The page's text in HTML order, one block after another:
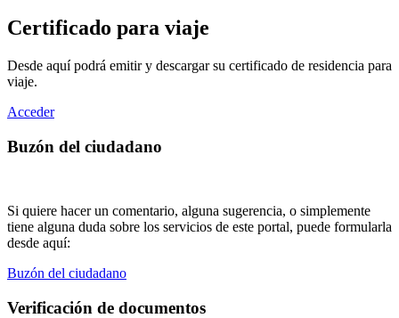
Certificado para viaje
Desde aquí podrá emitir y descargar su certificado de residencia para
viaje.
Acceder
Buzón del ciudadano
Si quiere hacer un comentario, alguna sugerencia, o simplemente
tiene alguna duda sobre los servicios de este portal, puede formularla
desde aquí:
Buzón del ciudadano
Verificación de documentos